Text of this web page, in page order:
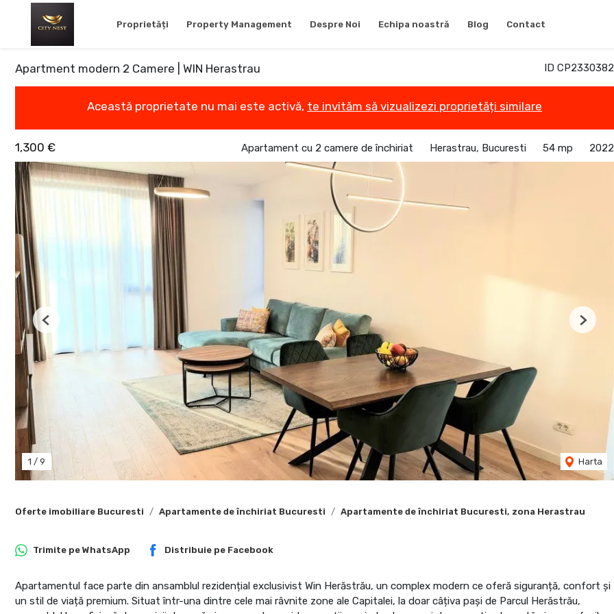
Proprietăți Property Management Despre Noi Echipa noastră Blog Contact
ID CP2330382
Apartment modern 2 Camere | WIN Herastrau
Această proprietate nu mai este activă, te invităm să vizualizezi proprietăți similare
1,300 € Apartament cu 2 camere de închiriat Herastrau, Bucuresti 54 mp 2022
1 / 9 Harta
Previous Next
Oferte imobiliare Bucuresti Apartamente de închiriat Bucuresti Apartamente de închiriat Bucuresti, zona Herastrau
Trimite pe WhatsApp Distribuie pe Facebook
Apartamentul face parte din ansamblul rezidențial exclusivist Win Herăstrău, un complex modern ce oferă siguranță, confort și
un stil de viață premium. Situat într-una dintre cele mai râvnite zone ale Capitalei, la doar câțiva pași de Parcul Herăstrău,